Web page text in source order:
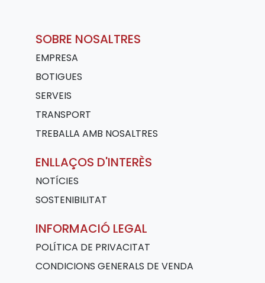
SOBRE NOSALTRES
EMPRESA
BOTIGUES
SERVEIS
TRANSPORT
TREBALLA AMB NOSALTRES
ENLLAÇOS D'INTERÈS
NOTÍCIES
SOSTENIBILITAT
INFORMACIÓ LEGAL
POLÍTICA DE PRIVACITAT
CONDICIONS GENERALS DE VENDA